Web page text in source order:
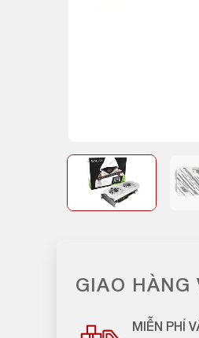
GIAO HÀNG
MIỄN PHÍ